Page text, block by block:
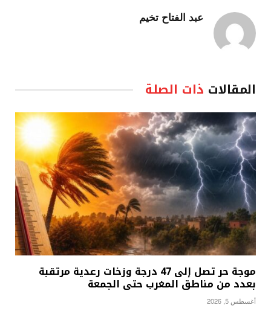
عبد الفتاح تخيم
المقالات ذات الصلة
موجة حر تصل إلى 47 درجة وزخات رعدية مرتقبة
بعدد من مناطق المغرب حتى الجمعة
أغسطس 5, 2026